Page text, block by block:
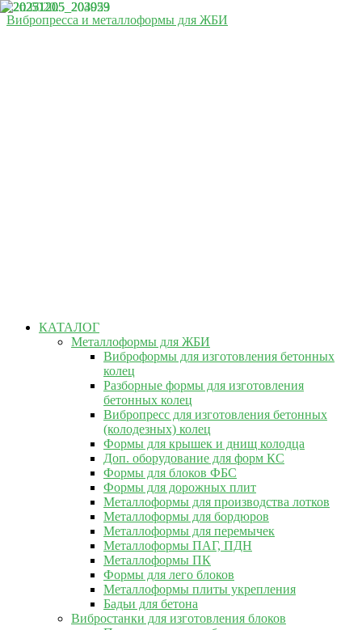
Вибропресса и металлоформы для ЖБИ
КАТАЛОГ
Металлоформы для ЖБИ
Виброформы для изготовления бетонных
колец
Разборные формы для изготовления
бетонных колец
Вибропресс для изготовления бетонных
(колодезных) колец
Формы для крышек и днищ колодца
Доп. оборудование для форм КС
Формы для блоков ФБС
Формы для дорожных плит
Металлоформы для производства лотков
Металлоформы для бордюров
Металлоформы для перемычек
Металлоформы ПАГ, ПДН
Металлоформы ПК
Формы для лего блоков
Металлоформы плиты укрепления
Бадьи для бетона
Вибростанки для изготовления блоков